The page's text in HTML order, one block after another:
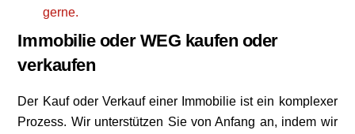
gerne.
Immobilie oder WEG kaufen oder
verkaufen
Der Kauf oder Verkauf einer Immobilie ist ein komplexer
Prozess. Wir unterstützen Sie von Anfang an, indem wir